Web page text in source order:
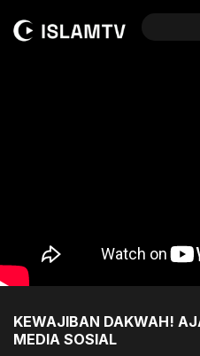
KEWAJIBAN DAKWAH!
MEDIA SOSIAL